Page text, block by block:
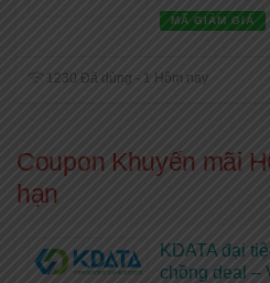
MÃ GIẢM GIÁ
1230 Đã dùng - 1 Hôm nay
Coupon Khuyến mãi
hạn
KDATA đại
chồng deal –